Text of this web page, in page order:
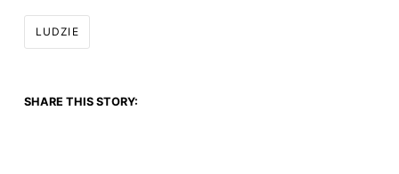
LUDZIE
SHARE THIS STORY: